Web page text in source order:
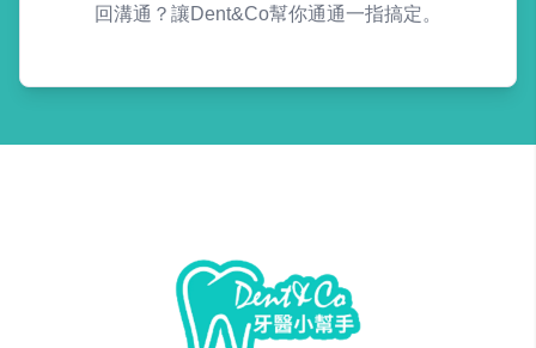
回溝通？讓Dent&Co幫你通通一指搞定。